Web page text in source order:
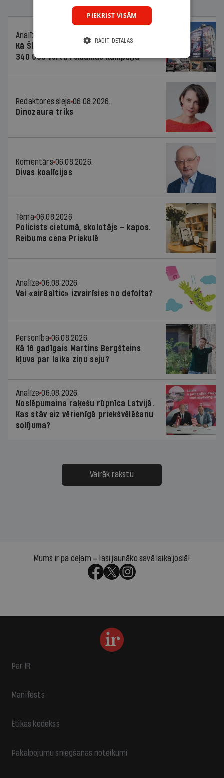
Analīze
Kā Šlesera partija palika nesodīta par
340 000 vērtu reklāmas kampaņu
Redaktores sleja 06.08.2026.
Dinozaura triks
Komentārs 06.08.2026.
Divas koalīcijas
Tēma 06.08.2026.
Policists cietumā, skolotājs – kapos.
Reibuma cena Priekulē
Analīze 06.08.2026.
Vai «airBaltic» izvairīsies no defolta?
Personība 06.08.2026.
Kā 18 gadīgais Martins Bergšteins
kļuva par laika ziņu seju?
Analīze 06.08.2026.
Noslēpumaina raķešu rūpnīca Latvijā.
Kas stāv aiz vērienīgā priekšvēlēšanu
solījuma?
Vairāk rakstu
Mums ir pa ceļam — lasi jaunāko savā laika joslā!
Par IR
Manifests
Ētikas kodekss
Pakalpojumu sniegšanas noteikumi
PIEKRIST VISĀM
RĀDĪT DETAĻAS